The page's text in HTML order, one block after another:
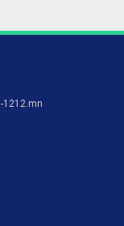
-1212.mn